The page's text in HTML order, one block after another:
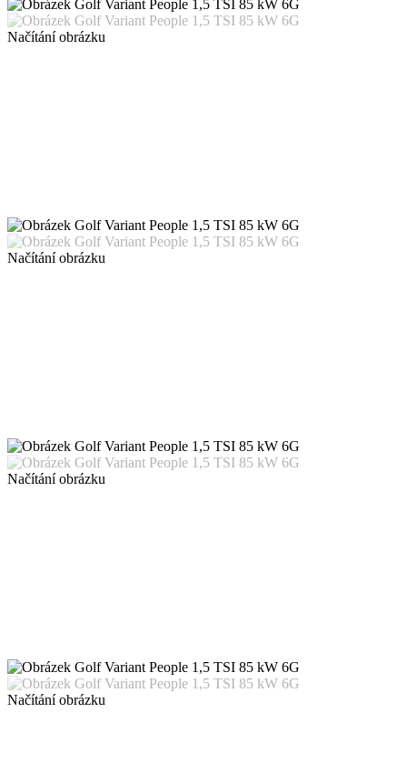
Načítání obrázku
Načítání obrázku
Načítání obrázku
Načítání obrázku